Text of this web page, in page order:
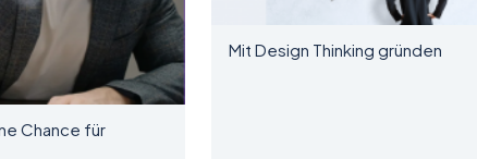
Chance für
Mit Design Thinking gründen